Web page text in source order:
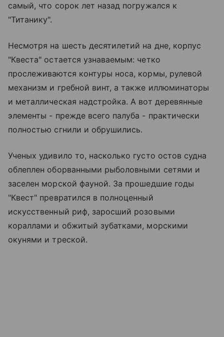
самый, что сорок лет назад погружался к
"Титанику".
Несмотря на шесть десятилетий на дне, корпус
"Квеста" остается узнаваемым: четко
прослеживаются контуры носа, кормы, рулевой
механизм и гребной винт, а также иллюминаторы
и металлическая надстройка. А вот деревянные
элементы - прежде всего палуба - практически
полностью сгнили и обрушились.
Ученых удивило то, насколько густо остов судна
облеплен оборванными рыболовными сетями и
заселен морской фауной. За прошедшие годы
"Квест" превратился в полноценный
искусственный риф, заросший розовыми
кораллами и обжитый зубатками, морскими
окунями и треской.